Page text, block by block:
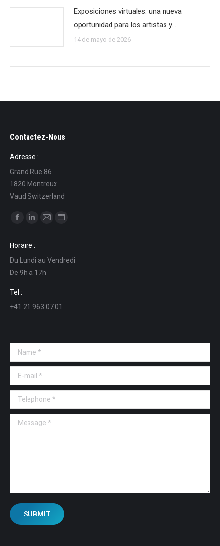
Exposiciones virtuales: una nueva
oportunidad para los artistas y…
14 de mayo de 2026
Contactez-Nous
Adresse :
Grand Rue 86
1820 Montreux
Vaud Switzerland
Find us on:
opens
in
new
window
opens
in
new
in
in
Horaire :
Du Lundi au Vendredi
De 9h a 17h
Tel :
+41 21 963 07 01
Name *
E-mail *
Telephone *
Message *
SUBMIT